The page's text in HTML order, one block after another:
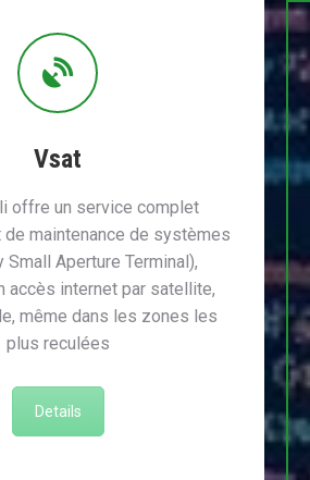
Vsat
offre un service complet
de maintenance de systèmes
Small Aperture Terminal),
accès internet par satellite,
même dans les zones les
plus reculées
Details